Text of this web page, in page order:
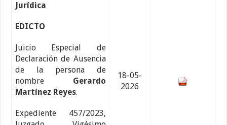
Jurídica
EDICTO
Juicio Especial de
Declaración de Ausencia
de la persona de
nombre Gerardo
Martínez Reyes.
Expediente 457/2023,
18-05-
2026